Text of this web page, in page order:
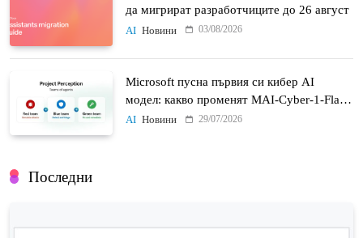
да мигрират разработчиците до 26 август
AI Новини 03/08/2026
Microsoft пусна първия си кибер AI
модел: какво променят MAI-Cyber-1-Flash
и Project Perception
AI Новини 29/07/2026
Последни